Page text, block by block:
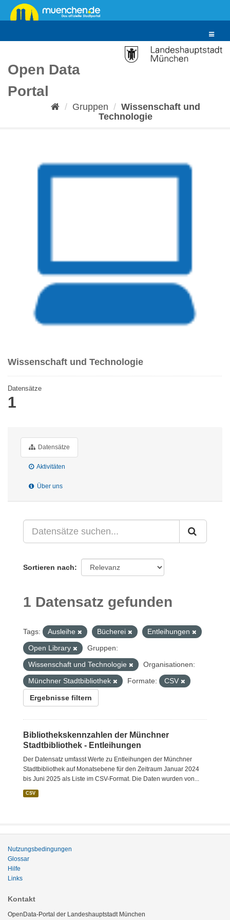
Überspringen
zum
Toggle
Open Data
Portal
Gruppen
Wissenschaft und
Technologie
Wissenschaft und Technologie
Datensätze
1
Datensätze
Aktivitäten
Über uns
Sortieren nach
1 Datensatz gefunden
Tags: Ausleihe Bücherei
Entleihungen
Open Library
Gruppen:
Wissenschaft und Technologie
Organisationen:
Münchner Stadtbibliothek
Formate: CSV
Ergebnisse filtern
Bibliothekskennzahlen der Münchner
Stadtbibliothek - Entleihungen
Der Datensatz umfasst Werte zu Entleihungen der Münchner
Stadtbibliothek auf Monatsebene für den Zeitraum Januar 2024
bis Juni 2025 als Liste im CSV-Format. Die Daten wurden von...
CSV
Nutzungsbedingungen
Glossar
Hilfe
Links
Kontakt
OpenData-Portal der Landeshauptstadt München